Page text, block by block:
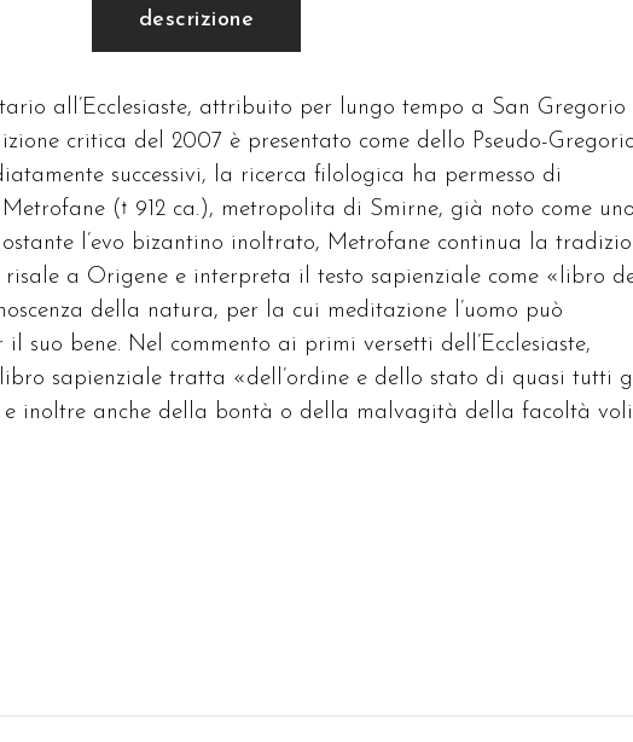
descrizione
all’Ecclesiaste, attribuito per lungo tempo a San Gregorio
critica del 2007 è presentato come dello Pseudo-
successivi, la ricerca filologica ha permesso di
(† 912 ca.), metropolita di Smirne, già noto come
l’evo bizantino inoltrato, Metrofane continua la
risale a Origene e interpreta il testo sapienziale come «libro
della natura, per la cui meditazione l’uomo può
suo bene. Nel commento ai primi versetti dell’Ecclesiaste,
sapienziale tratta «dell’ordine e dello stato di quasi tutti
inoltre anche della bontà o della malvagità della facoltà